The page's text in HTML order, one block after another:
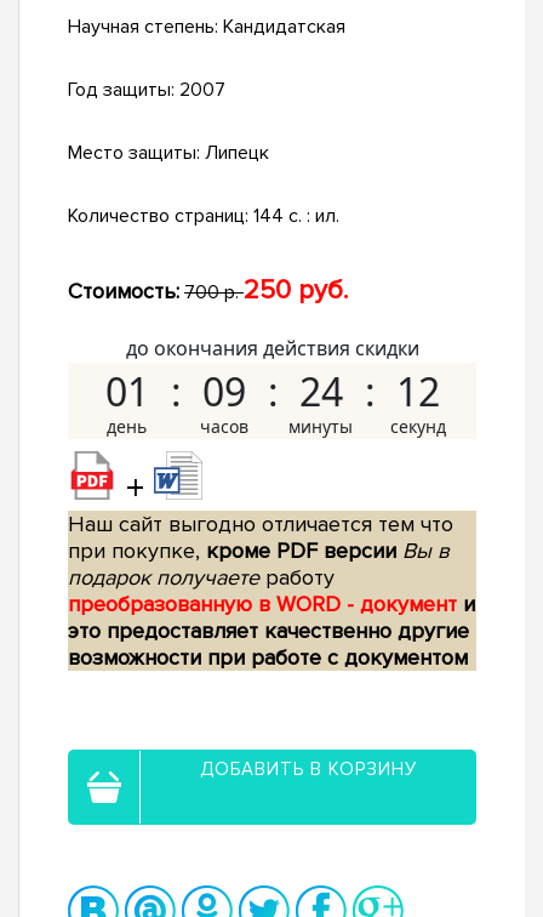
Научная степень: Кандидатская
Год защиты: 2007
Место защиты: Липецк
Количество страниц: 144 с. : ил.
Стоимость: 700 р.250 руб.
до окончания действия скидки
01 09 24 11
+
Наш сайт выгодно отличается тем что
при покупке, кроме PDF версии Вы в
подарок получаетеработу
преобразованную в WORD - документ и
это предоставляет качественно другие
возможности при работе с документом
ДОБАВИТЬ В КОРЗИНУ